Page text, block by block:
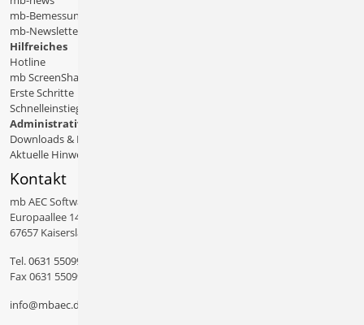
mb-Bemessungstafeln
mb-Newsletter
Hilfreiches
Hotline
mb ScreenShare
Erste Schritte
Schnelleinstiege & Doku
Administratives
Downloads & Patches
Aktuelle Hinweise
Kontakt
mb AEC Software GmbH
Europaallee 14
67657 Kaiserslautern
Tel.0631 550999 11
Fax 0631 550999 20
info@mbaec.de